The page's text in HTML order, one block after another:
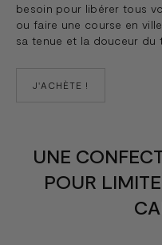
besoin pour libérer tous
ou faire une course en
sa tenue et la douceur du
J'ACHÈTE !
UNE
POUR